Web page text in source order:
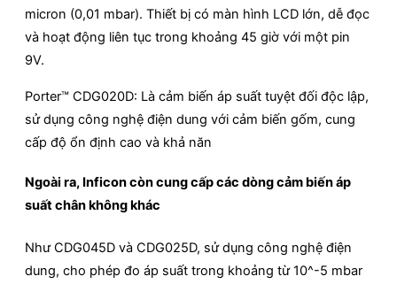
micron (0,01 mbar). Thiết bị có màn hình LCD lớn, dễ đọc
và hoạt động liên tục trong khoảng 45 giờ với một pin
9V.
Porter™ CDG020D: Là cảm biến áp suất tuyệt đối độc lập,
sử dụng công nghệ điện dung với cảm biến gốm, cung
cấp độ ổn định cao và khả năn
Ngoài ra, Inficon còn cung cấp các dòng cảm biến áp
suất chân không khác
Như CDG045D và CDG025D, sử dụng công nghệ điện
dung, cho phép đo áp suất trong khoảng từ 10^-5 mbar